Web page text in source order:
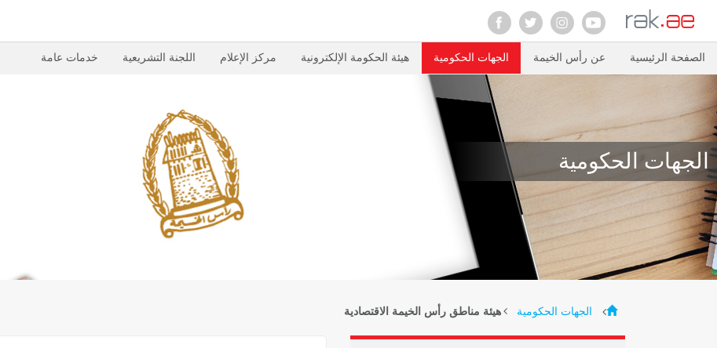
الصفحة الرئيسية عن رأس الخيمة الجهات الحكومية هيئة الحكومة الإلكترونية مركز الإعلام اللجنة التشريعية خدمات عامة
الجهات الحكومية
الجهات الحكومية هيئة مناطق رأس الخيمة الاقتصادية